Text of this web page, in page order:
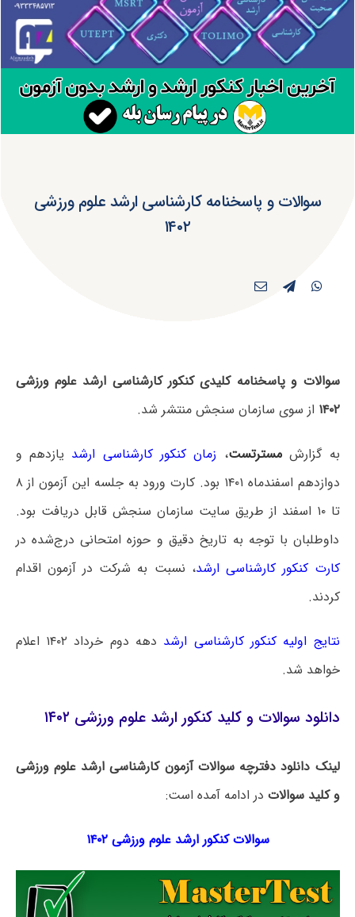
سوالات و پاسخنامه کارشناسی ارشد علوم ورزشی
۱۴۰۲
سوالات و پاسخنامه کلیدی کنکور کارشناسی ارشد علوم ورزشی
۱۴۰۲ از سوی سازمان سنجش منتشر شد.
به گزارشمسترتست، زمان کنکور کارشناسی ارشد یازدهم و
دوازدهم اسفندماه ۱۴۰۱ بود. کارت ورود به جلسه این آزمون از ۸
تا ۱۰ اسفند از طریق سایت سازمان سنجش قابل دریافت بود.
داوطلبان با توجه به تاریخ دقیق و حوزه امتحانی درج‌شده در
کارت کنکور کارشناسی ارشد، نسبت به شرکت در آزمون اقدام
کردند.
نتایج اولیه کنکور کارشناسی ارشد
دهه دوم خرداد ۱۴۰۲ اعلام
خواهد شد.
دانلود سوالات و کلید کنکور ارشد علوم ورزشی ۱۴۰۲
لینک دانلود دفترچه سوالات آزمون کارشناسی ارشد علوم ورزشی
و کلید سوالات در ادامه آمده است:
سوالات کنکور ارشد علوم ورزشی ۱۴۰۲